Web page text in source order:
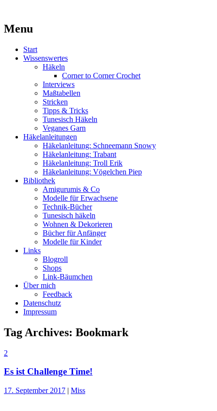
MissKnitness
Kaufst du noch oder strickst du schon?
Menu
Skip
Start
Wissenswertes
Häkeln
Corner to Corner Crochet
Interviews
Maßtabellen
Stricken
Tipps & Tricks
Tunesisch Häkeln
Veganes Garn
Häkelanleitungen
Häkelanleitung: Schneemann Snowy
Häkelanleitung: Trabant
Häkelanleitung: Troll Erik
Häkelanleitung: Vögelchen Piep
Bibliothek
Amigurumis & Co
Modelle für Erwachsene
Technik-Bücher
Tunesisch häkeln
Wohnen & Dekorieren
Bücher für Anfänger
Modelle für Kinder
Links
Blogroll
Shops
Link-Bäumchen
Über mich
Feedback
Datenschutz
Impressum
Tag Archives: Bookmark
2
Es ist Challenge Time!
17. September 2017 | Miss